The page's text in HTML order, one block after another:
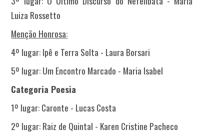
Luiza Rossetto
Menção Honrosa:
4º lugar: Ipê e Terra Solta - Laura Borsari
5º lugar: Um Encontro Marcado - Maria Isabel
Categoria Poesia
1º lugar: Caronte - Lucas Costa
2º lugar: Raiz de Quintal - Karen Cristine Pacheco